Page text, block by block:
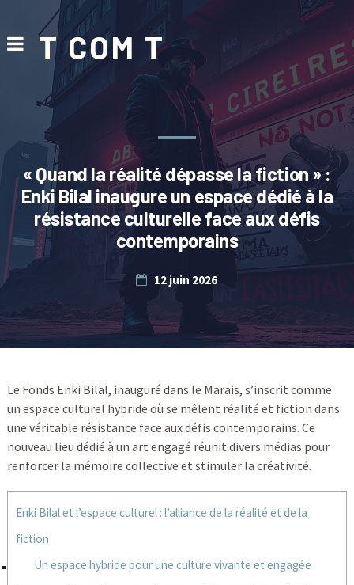
T COM T
« Quand la réalité dépasse la fiction » :
Enki Bilal inaugure un espace dédié à la
résistance culturelle face aux défis
contemporains
12 juin 2026
Le Fonds Enki Bilal, inauguré dans le Marais, s’inscrit comme
un espace culturel hybride où se mêlent réalité et fiction dans
une véritable résistance face aux défis contemporains. Ce
nouveau lieu dédié à un art engagé réunit divers médias pour
renforcer la mémoire collective et stimuler la créativité.
Enki Bilal et l’espace culturel : l’alliance de la réalité et de la
fiction
Un espace hybride pour une culture vivante et engagée